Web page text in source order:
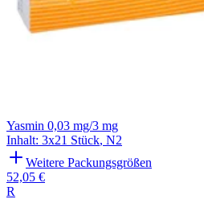
Yasmin 0,03 mg/3 mg
Inhalt: 3x21 Stück, N2
Weitere Packungsgrößen
52,05 €
R